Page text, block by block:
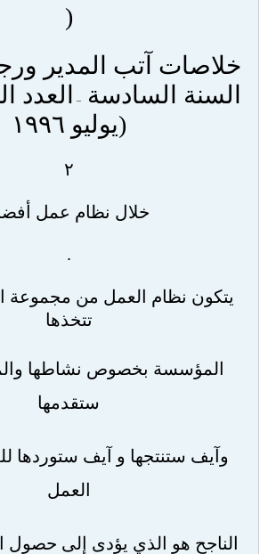
(
خلاصات آتب المدير
السنة السادسة
–
العدد
(يوليو ١٩٩٦
٢
خلال نظام عمل
.
يتكون نظام العمل من مجموعة
تتخذها
المؤسسة بخصوص نشاطها
ستقدمها
وآيف ستنتجها و آيف ستوردها
العمل
الناجح هو الذي يؤدى إلى حصول